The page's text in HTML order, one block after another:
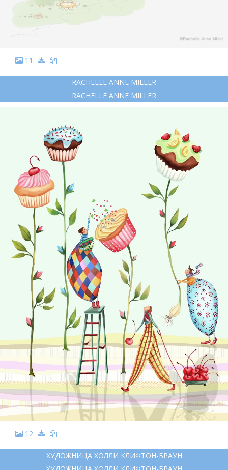
11
RACHELLE ANNE MILLER
RACHELLE ANNE MILLER
12
ХУДОЖНИЦА ХОЛЛИ КЛИФТОН-БРАУН